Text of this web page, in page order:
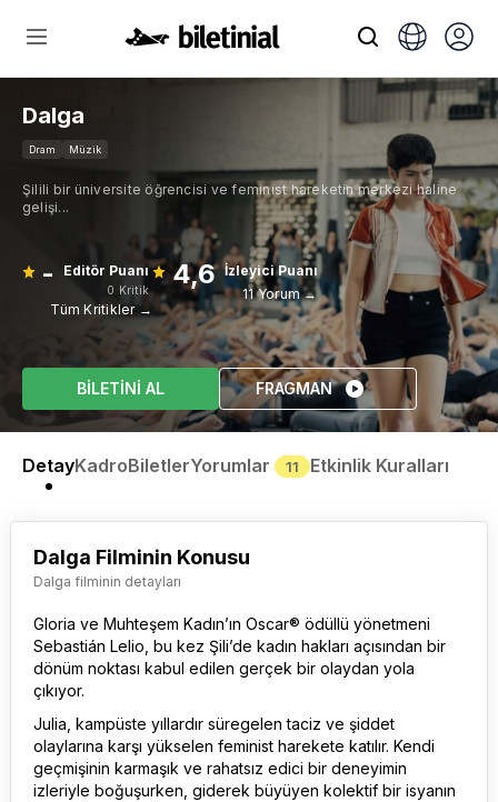
Dalga
Dram Müzik
Şilili bir üniversite öğrencisi ve feminist hareketin merkezi haline
gelişi...
- Editör Puanı
0 Kritik
Tüm Kritikler →
4,6 İzleyici Puanı
11 Yorum →
BİLETİNİ AL FRAGMAN
DetayKadroBiletlerYorumlar 11 Etkinlik Kuralları
Dalga Filminin Konusu
Dalga filminin detayları
Gloria ve Muhteşem Kadın’ın Oscar® ödüllü yönetmeni
Sebastián Lelio, bu kez Şili’de kadın hakları açısından bir
dönüm noktası kabul edilen gerçek bir olaydan yola
çıkıyor.
Julia, kampüste yıllardır süregelen taciz ve şiddet
olaylarına karşı yükselen feminist harekete katılır. Kendi
geçmişinin karmaşık ve rahatsız edici bir deneyimin
izleriyle boğuşurken, giderek büyüyen kolektif bir isyanın